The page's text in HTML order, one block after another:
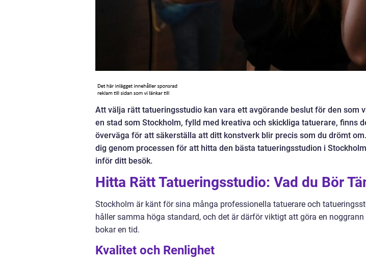
Att välja rätt tatueringsstudio kan vara ett avgörande beslut för den som
en stad som Stockholm, fylld med kreativa och skickliga tatuerare, finns
överväga för att säkerställa att ditt konstverk blir precis som du drömt
dig genom processen för att hitta den bästa tatueringsstudion i
inför ditt besök.
Hitta Rätt Tatueringsstudio: Vad du Bör
Stockholm är känt för sina många professionella tatuerare och
håller samma höga standard, och det är därför viktigt att göra en
bokar en tid.
Kvalitet och Renlighet